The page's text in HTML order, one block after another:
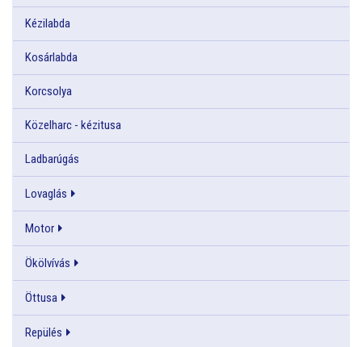
Kézilabda
Kosárlabda
Korcsolya
Közelharc - kézitusa
Ladbarúgás
Lovaglás
Motor
Ökölvívás
Öttusa
Repülés